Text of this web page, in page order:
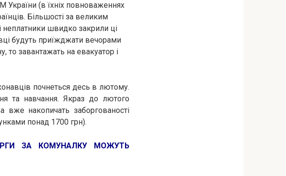
України (в їхніх повноваженнях
Більшості за великим
швидко закрили ці
будуть приїжджати вечорами
то завантажать на евакуатор і
почнеться десь в лютому.
та навчання. Якраз до лютого
вже накопичать заборгованості
понад 1700 грн).
ЗА КОМУНАЛКУ МОЖУТЬ